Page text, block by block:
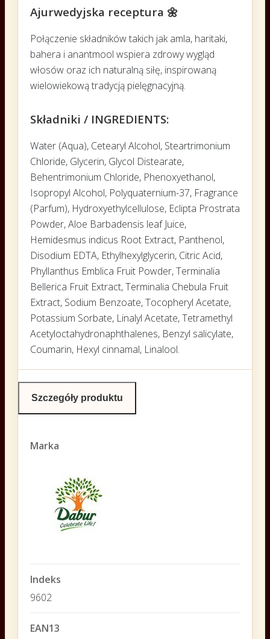
Ajurwedyjska receptura 🌼
Połączenie składników takich jak amla, haritaki,
bahera i anantmool wspiera zdrowy wygląd
włosów oraz ich naturalną siłę, inspirowaną
wielowiekową tradycją pielęgnacyjną.
Składniki / INGREDIENTS:
Water (Aqua), Cetearyl Alcohol, Steartrimonium
Chloride, Glycerin, Glycol Distearate,
Behentrimonium Chloride, Phenoxyethanol,
Isopropyl Alcohol, Polyquaternium-37, Fragrance
(Parfum), Hydroxyethylcellulose, Eclipta Prostrata
Powder, Aloe Barbadensis leaf Juice,
Hemidesmus indicus Root Extract, Panthenol,
Disodium EDTA, Ethylhexylglycerin, Citric Acid,
Phyllanthus Emblica Fruit Powder, Terminalia
Bellerica Fruit Extract, Terminalia Chebula Fruit
Extract, Sodium Benzoate, Tocopheryl Acetate,
Potassium Sorbate, Linalyl Acetate, Tetramethyl
Acetyloctahydronaphthalenes, Benzyl salicylate,
Coumarin, Hexyl cinnamal, Linalool.
Szczegóły produktu
Marka
Indeks
9602
EAN13